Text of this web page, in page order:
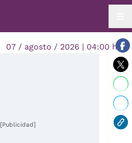
07 / agosto / 2026 | 04:00 hrs.
[Publicidad]